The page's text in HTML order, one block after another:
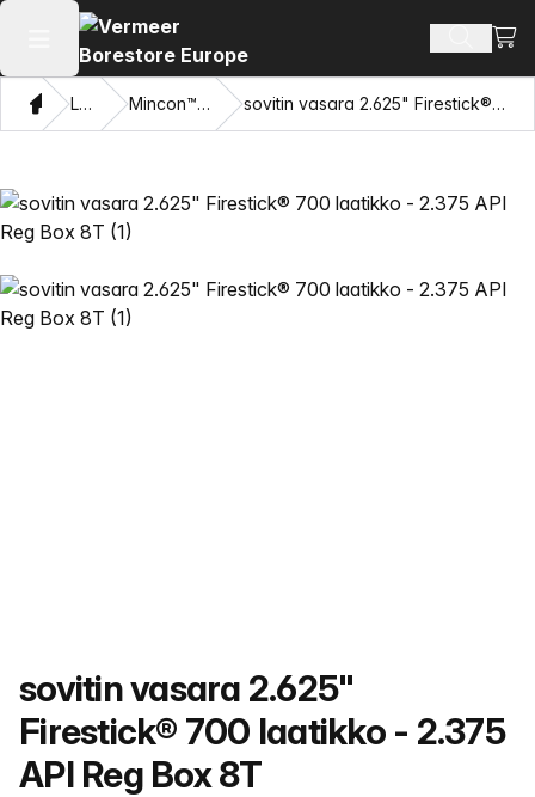
Avaa päävalikko Hae
Koti Luettelo Mincon™ HDD-vasarat sovitin vasara 2.625" Firestick® 700 laatikko - 2.375 API Reg Box 8T
Tuotteen nimi
sovitin vasara 2.625"
Firestick® 700 laatikko - 2.375
API Reg Box 8T